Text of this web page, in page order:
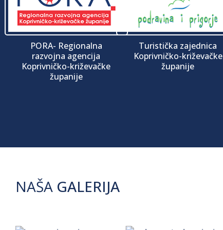
PORA- Regionalna
razvojna agencija
Koprivničko-križevačke
županije
Turistička zajednica
Koprivničko-križevačke
županije
NAŠA GALERIJA